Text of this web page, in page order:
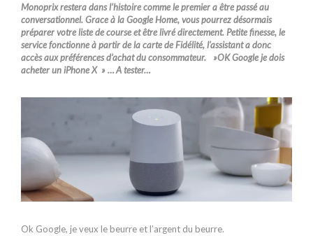
Monoprix restera dans l’histoire comme le premier a être passé au
conversationnel. Grace à la Google Home, vous pourrez désormais
préparer votre liste de course et être livré directement. Petite finesse, le
service fonctionne à partir de la carte de Fidélité, l’assistant a donc
accès aux préférences d’achat du consommateur. »OK Google je dois
acheter un iPhone X » … A tester…
Ok Google, je veux le beurre et l’argent du beurre.